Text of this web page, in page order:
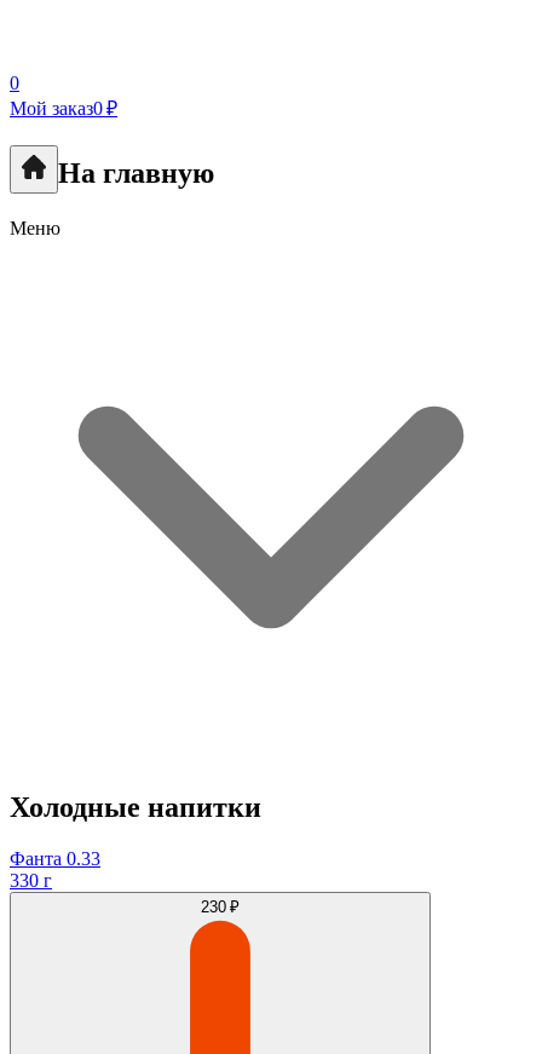
0
Мой заказ0 ₽
На главную
Меню
Холодные напитки
Фанта 0.33
330 г
230 ₽